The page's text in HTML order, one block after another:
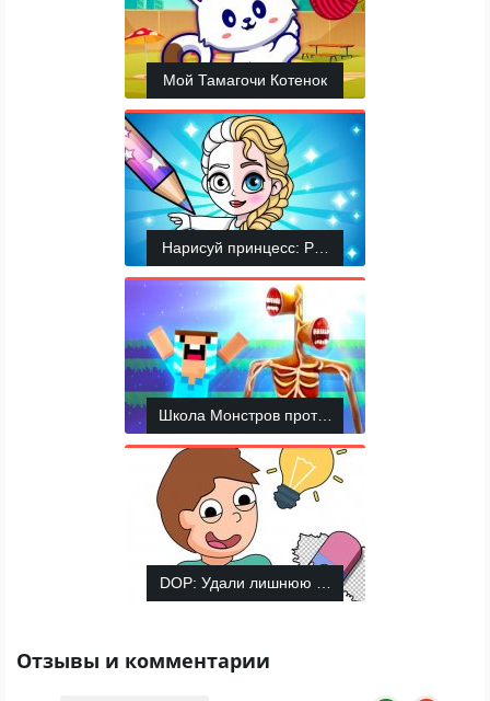
Мой Тамагочи Котенок
Нарисуй принцесс: Раскраски
Школа Монстров против Сиреноголового
DOP: Удали лишнюю деталь
Отзывы и комментарии